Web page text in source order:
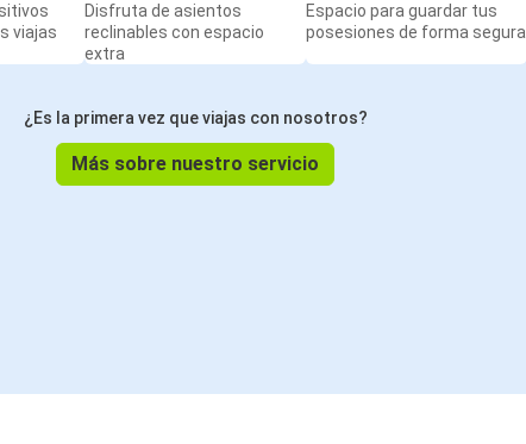
viajas
Disfruta de asientos
reclinables con espacio
extra
Espacio para guardar tus
posesiones de forma segura
¿Es la primera vez que viajas con nosotros?
Más sobre nuestro servicio